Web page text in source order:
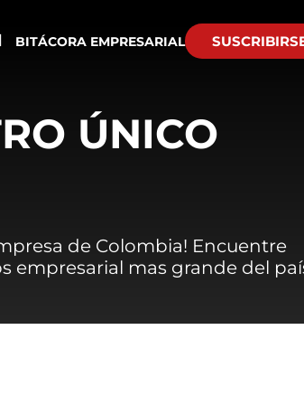
BITÁCORA EMPRESARIAL
ÚNICO
de Colombia! Encuentre
empresarial mas grande del